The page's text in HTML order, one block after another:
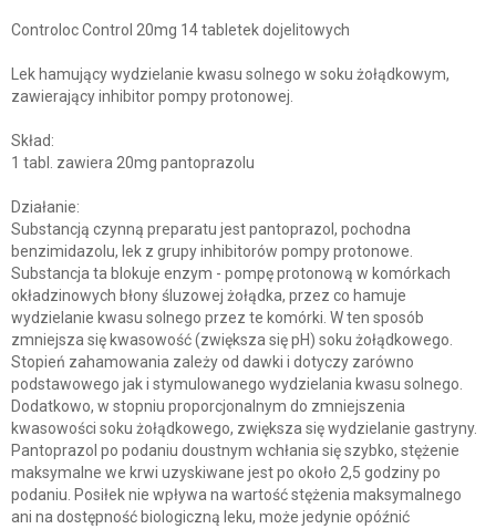
Controloc Control 20mg 14 tabletek dojelitowych
Lek hamujący wydzielanie kwasu solnego w soku żołądkowym,
zawierający inhibitor pompy protonowej.
Skład:
1 tabl. zawiera 20mg pantoprazolu
Działanie:
Substancją czynną preparatu jest pantoprazol, pochodna
benzimidazolu, lek z grupy inhibitorów pompy protonowe.
Substancja ta blokuje enzym - pompę protonową w komórkach
okładzinowych błony śluzowej żołądka, przez co hamuje
wydzielanie kwasu solnego przez te komórki. W ten sposób
zmniejsza się kwasowość (zwiększa się pH) soku żołądkowego.
Stopień zahamowania zależy od dawki i dotyczy zarówno
podstawowego jak i stymulowanego wydzielania kwasu solnego.
Dodatkowo, w stopniu proporcjonalnym do zmniejszenia
kwasowości soku żołądkowego, zwiększa się wydzielanie gastryny.
Pantoprazol po podaniu doustnym wchłania się szybko, stężenie
maksymalne we krwi uzyskiwane jest po około 2,5 godziny po
podaniu. Posiłek nie wpływa na wartość stężenia maksymalnego
ani na dostępność biologiczną leku, może jedynie opóźnić